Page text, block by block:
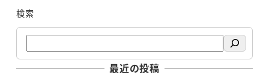
検索
最近の投稿